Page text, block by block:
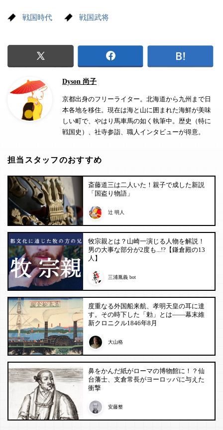
戦国時代 戦国武将
Dyson 尚子
京都出身のフリーライター。北海道から九州まで日
本各地を移住。現在は海と山に囲まれた海鮮が美味
しい町で、やはり馬車馬の如く執筆中。歴史（特に
戦国史）、社寺参詣、職人インタビューが得意。
担当スタッフのおすすめ
斎藤道三は二人いた！親子で成した新説
「国盗り物語」
辻 明人
牧宗親とは？山崎一演じる人物を解説！
男の大事な部分が2度も...!?【鎌倉殿の13
人】
三浦胤義 bot
度重なる外国船来航、孝明天皇の耳に達
す。その時下した「勅」とは——幕末維
新クロニクル1846年8月
大山格
鼻をかんだ紙がローマの博物館に！？仙
台藩士、支倉常長がヨーロッパに与えた
衝撃
安藤整